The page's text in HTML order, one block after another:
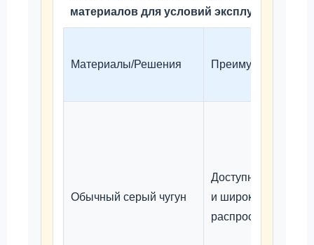
материалов для условий эксплуатации
Материалы/Решения Преимущества
Обычный серый чугун
Доступные по цене
и широко
распространенные.